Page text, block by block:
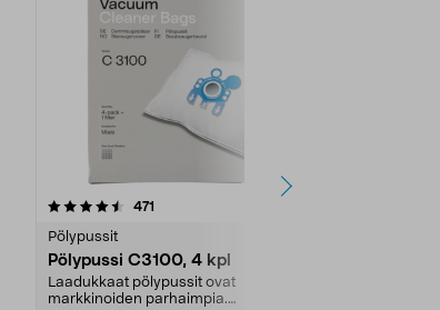
471
Pölypussit
Pölypussi C3100, 4 kpl
Laadukkaat pölypussit ovat
markkinoiden parhaimpia.
4.5viidestä